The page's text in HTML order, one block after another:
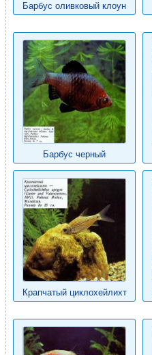
Барбус оливковый клоун
Барбус черный
Крапчатый циклохейлихт